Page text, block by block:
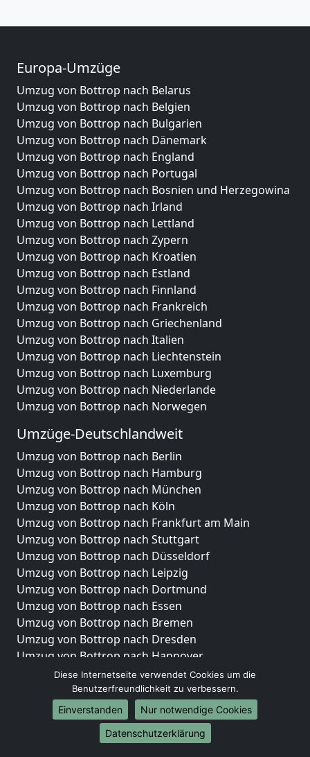
Europa-Umzüge
Umzug von Bottrop nach Belarus
Umzug von Bottrop nach Belgien
Umzug von Bottrop nach Bulgarien
Umzug von Bottrop nach Dänemark
Umzug von Bottrop nach England
Umzug von Bottrop nach Portugal
Umzug von Bottrop nach Bosnien und Herzegowina
Umzug von Bottrop nach Irland
Umzug von Bottrop nach Lettland
Umzug von Bottrop nach Zypern
Umzug von Bottrop nach Kroatien
Umzug von Bottrop nach Estland
Umzug von Bottrop nach Finnland
Umzug von Bottrop nach Frankreich
Umzug von Bottrop nach Griechenland
Umzug von Bottrop nach Italien
Umzug von Bottrop nach Liechtenstein
Umzug von Bottrop nach Luxemburg
Umzug von Bottrop nach Niederlande
Umzug von Bottrop nach Norwegen
Umzüge-Deutschlandweit
Umzug von Bottrop nach Berlin
Umzug von Bottrop nach Hamburg
Umzug von Bottrop nach München
Umzug von Bottrop nach Köln
Umzug von Bottrop nach Frankfurt am Main
Umzug von Bottrop nach Stuttgart
Umzug von Bottrop nach Düsseldorf
Umzug von Bottrop nach Leipzig
Umzug von Bottrop nach Dortmund
Umzug von Bottrop nach Essen
Umzug von Bottrop nach Bremen
Umzug von Bottrop nach Dresden
Umzug von Bottrop nach Hannover
Umzug von Bottrop nach Nürnberg
Umzug von Bottrop nach Duisburg
Umzug von Bottrop nach Bochum
Umzug von Bottrop nach Wuppertal
Umzug von Bottrop nach Bielefeld
Diese Internetseite verwendet Cookies um die
Benutzerfreundlichkeit zu verbessern.
Einverstanden
Nur notwendige Cookies
Datenschutzerklärung